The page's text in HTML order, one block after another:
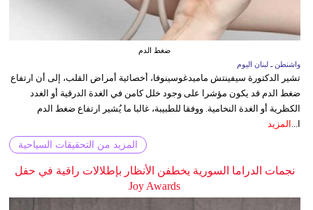
ضغط الدم
واشنطن ـ لبنان اليوم
تشير الدكتورة سيفينتش ماميدغوسينوفا، أخصائية أمراض القلب، إلى أن ارتفاع
ضغط الدم قد يكون مؤشرا على وجود خلل كامن في الغدة الدرقية أو الغدد
الكظرية أو الغدة النخامية. ووفقا للطبيبة، غالبا ما يُشير ارتفاع ضغط الدم
ا...
المزيد
المزيد من التحقيقات السياحية
نجمات الدراما السورية يخطفن الأنظار بإطلالات راقية في حفل
Joy Awards